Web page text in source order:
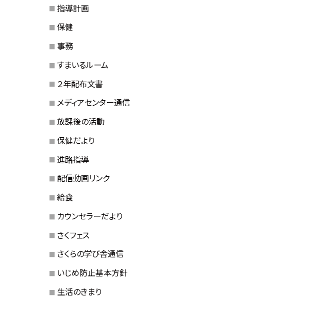
指導計画
保健
事務
すまいるルーム
２年配布文書
メディアセンター通信
放課後の活動
保健だより
進路指導
配信動画リンク
給食
カウンセラーだより
さくフェス
さくらの学び舎通信
いじめ防止基本方針
生活のきまり